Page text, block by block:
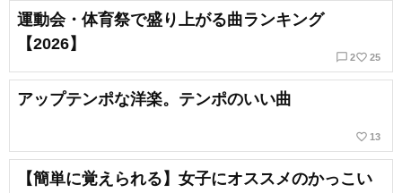
運動会・体育祭で盛り上がる曲ランキング
【2026】
chat_bubble_outline 2favorite_border 25
アップテンポな洋楽。テンポのいい曲
favorite_border 13
【簡単に覚えられる】女子にオススメのかっこい